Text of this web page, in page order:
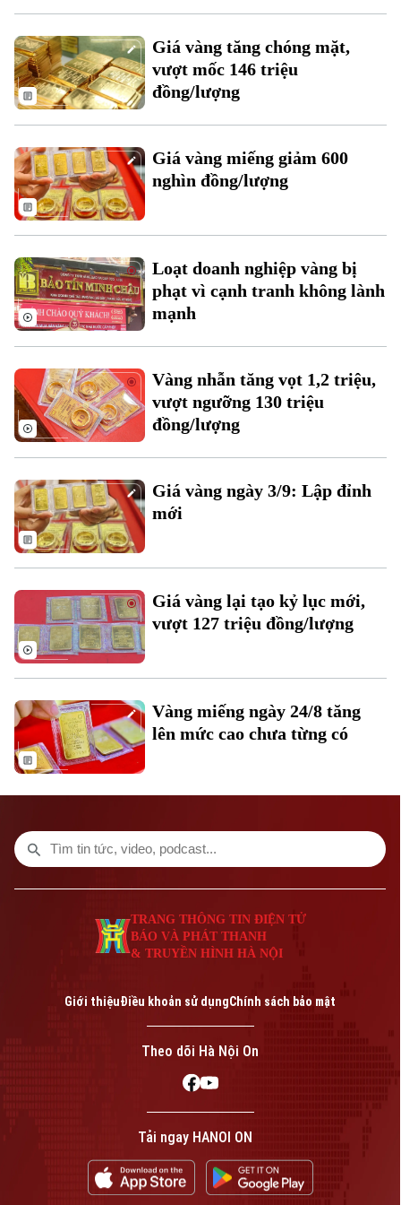
Theo dõi Hà Nội On
Tòa soạn
0865.116.699 (hotline) 0865.116.699
phép số: Số 63/GP-TTDT, cấp ngày 10/05/2023
TRANG THÔNG TIN ĐIỆN TỬ
CỦA CƠ QUAN BÁO VÀ PHÁT THANH TRUYỀN HÌNH HÀ NỘI
Số 3-5 Huỳnh Thúc Kháng-Phường Láng-Hà Nội
Giá vàng tăng chóng mặt,
vượt mốc 146 triệu
đồng/lượng
Giá vàng miếng giảm 600
nghìn đồng/lượng
Loạt doanh nghiệp vàng bị
phạt vì cạnh tranh không lành
mạnh
Vàng nhẫn tăng vọt 1,2 triệu,
vượt ngưỡng 130 triệu
đồng/lượng
Giá vàng ngày 3/9: Lập đỉnh
mới
Giá vàng lại tạo kỷ lục mới,
vượt 127 triệu đồng/lượng
Vàng miếng ngày 24/8 tăng
lên mức cao chưa từng có
TRANG THÔNG TIN ĐIỆN TỬ
BÁO VÀ PHÁT THANH
& TRUYỀN HÌNH HÀ NỘI
Giới thiệuĐiều khoản sử dụngChính sách bảo mật
Theo dõi Hà Nội On
Tải ngay HANOI ON